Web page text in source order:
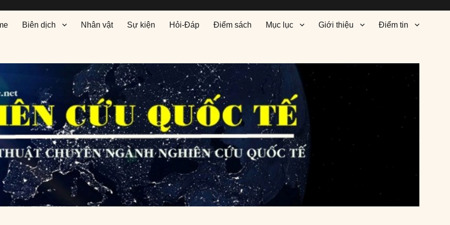
Biên dịch Nhân vật Sự kiện Hỏi-Đáp Điểm sách Mục lục Giới thiệu Điểm tin